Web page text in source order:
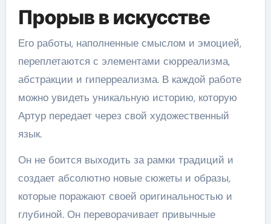
Прорыв в искусстве
Его работы, наполненные смыслом и эмоцией,
переплетаются с элементами сюрреализма,
абстракции и гиперреализма. В каждой работе
можно увидеть уникальную историю, которую
Артур передает через свой художественный
язык.
Он не боится выходить за рамки традиций и
создает абсолютно новые сюжеты и образы,
которые поражают своей оригинальностью и
глубиной. Он переворачивает привычные